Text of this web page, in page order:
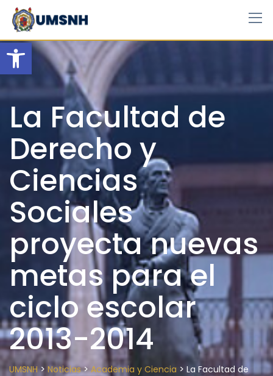
Open toolbar
Skip
content
La Facultad de
Derecho y
Ciencias
Sociales
proyecta nuevas
metas para el
ciclo escolar
2013-2014
UMSNH> Noticias>Academia y Ciencia > La Facultad de